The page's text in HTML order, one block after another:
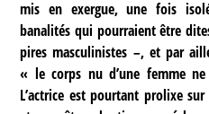
mis en exergue, une fois
banalités qui pourraient être
pires masculinistes –, et par
« le corps nu d’une femme
L’actrice est pourtant prolixe